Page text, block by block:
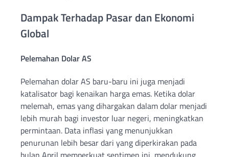
Dampak Terhadap Pasar dan Ekonomi
Global
Pelemahan Dolar AS
Pelemahan dolar AS baru-baru ini juga menjadi
katalisator bagi kenaikan harga emas. Ketika dolar
melemah, emas yang dihargakan dalam dolar menjadi
lebih murah bagi investor luar negeri, meningkatkan
permintaan. Data inflasi yang menunjukkan
penurunan lebih besar dari yang diperkirakan pada